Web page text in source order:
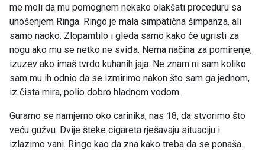
me moli da mu pomognem nekako olakšati proceduru sa
unošenjem Ringa. Ringo je mala simpatična šimpanza, ali
samo naoko. Zlopamtilo i gleda samo kako će ugristi za
nogu ako mu se netko ne sviđa. Nema načina za pomirenje,
izuzev ako imaš tvrdo kuhanih jaja. Ne znam ni sam koliko
sam mu ih odnio da se izmirimo nakon što sam ga jednom,
iz čista mira, polio dobro hladnom vodom.
Guramo se namjerno oko carinika, nas 18, da stvorimo što
veću gužvu. Dvije šteke cigareta rješavaju situaciju i
izlazimo vani. Ringo kao da zna kako treba da se ponaša.